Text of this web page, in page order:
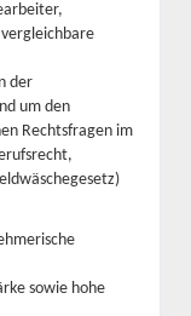
der
um den
Rechtsfragen im
sowie hohe